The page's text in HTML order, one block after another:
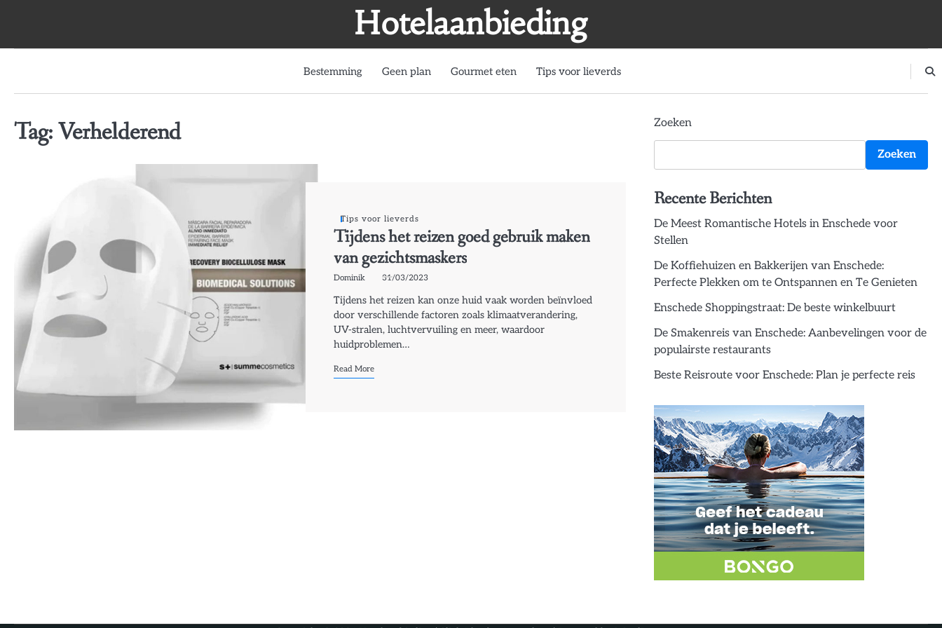
Hotelaanbieding
Bestemming Geen plan Gourmet eten Tips voor lieverds
Tag:Verhelderend
Tips voor lieverds
Tijdens het reizen goed gebruik maken
van gezichtsmaskers
Dominik 31/03/2023
Tijdens het reizen kan onze huid vaak worden beïnvloed
door verschillende factoren zoals klimaatverandering,
UV-stralen, luchtvervuiling en meer, waardoor
huidproblemen…
Read More
Zoeken
Zoeken
Recente Berichten
De Meest Romantische Hotels in Enschede voor
Stellen
De Koffiehuizen en Bakkerijen van Enschede:
Perfecte Plekken om te Ontspannen en Te Genieten
Enschede Shoppingstraat: De beste winkelbuurt
De Smakenreis van Enschede: Aanbevelingen voor de
populairste restaurants
Beste Reisroute voor Enschede: Plan je perfecte reis